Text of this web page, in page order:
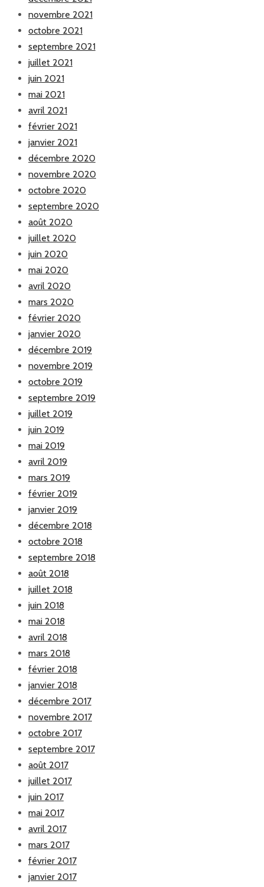
novembre 2021
octobre 2021
septembre 2021
juillet 2021
juin 2021
mai 2021
avril 2021
février 2021
janvier 2021
décembre 2020
novembre 2020
octobre 2020
septembre 2020
août 2020
juillet 2020
juin 2020
mai 2020
avril 2020
mars 2020
février 2020
janvier 2020
décembre 2019
novembre 2019
octobre 2019
septembre 2019
juillet 2019
juin 2019
mai 2019
avril 2019
mars 2019
février 2019
janvier 2019
décembre 2018
octobre 2018
septembre 2018
août 2018
juillet 2018
juin 2018
mai 2018
avril 2018
mars 2018
février 2018
janvier 2018
décembre 2017
novembre 2017
octobre 2017
septembre 2017
août 2017
juillet 2017
juin 2017
mai 2017
avril 2017
mars 2017
février 2017
janvier 2017